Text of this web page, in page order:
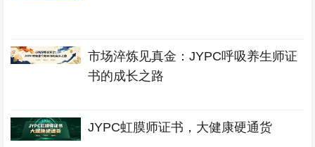
市场淬炼见真金：JYPC呼吸养生师证
书的成长之路
JYPC虹膜师证书，大健康硬通货